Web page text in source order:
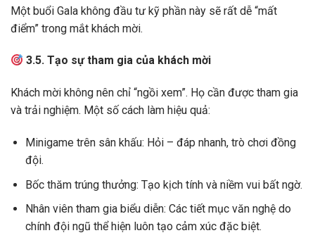
Một buổi Gala không đầu tư kỹ phần này sẽ rất dễ “mất
điểm” trong mắt khách mời.
3.5. Tạo sự tham gia của khách mời
Khách mời không nên chỉ “ngồi xem”. Họ cần được tham gia
và trải nghiệm. Một số cách làm hiệu quả:
Minigame trên sân khấu: Hỏi – đáp nhanh, trò chơi đồng
đội.
Bốc thăm trúng thưởng: Tạo kịch tính và niềm vui bất ngờ.
Nhân viên tham gia biểu diễn: Các tiết mục văn nghệ do
chính đội ngũ thể hiện luôn tạo cảm xúc đặc biệt.